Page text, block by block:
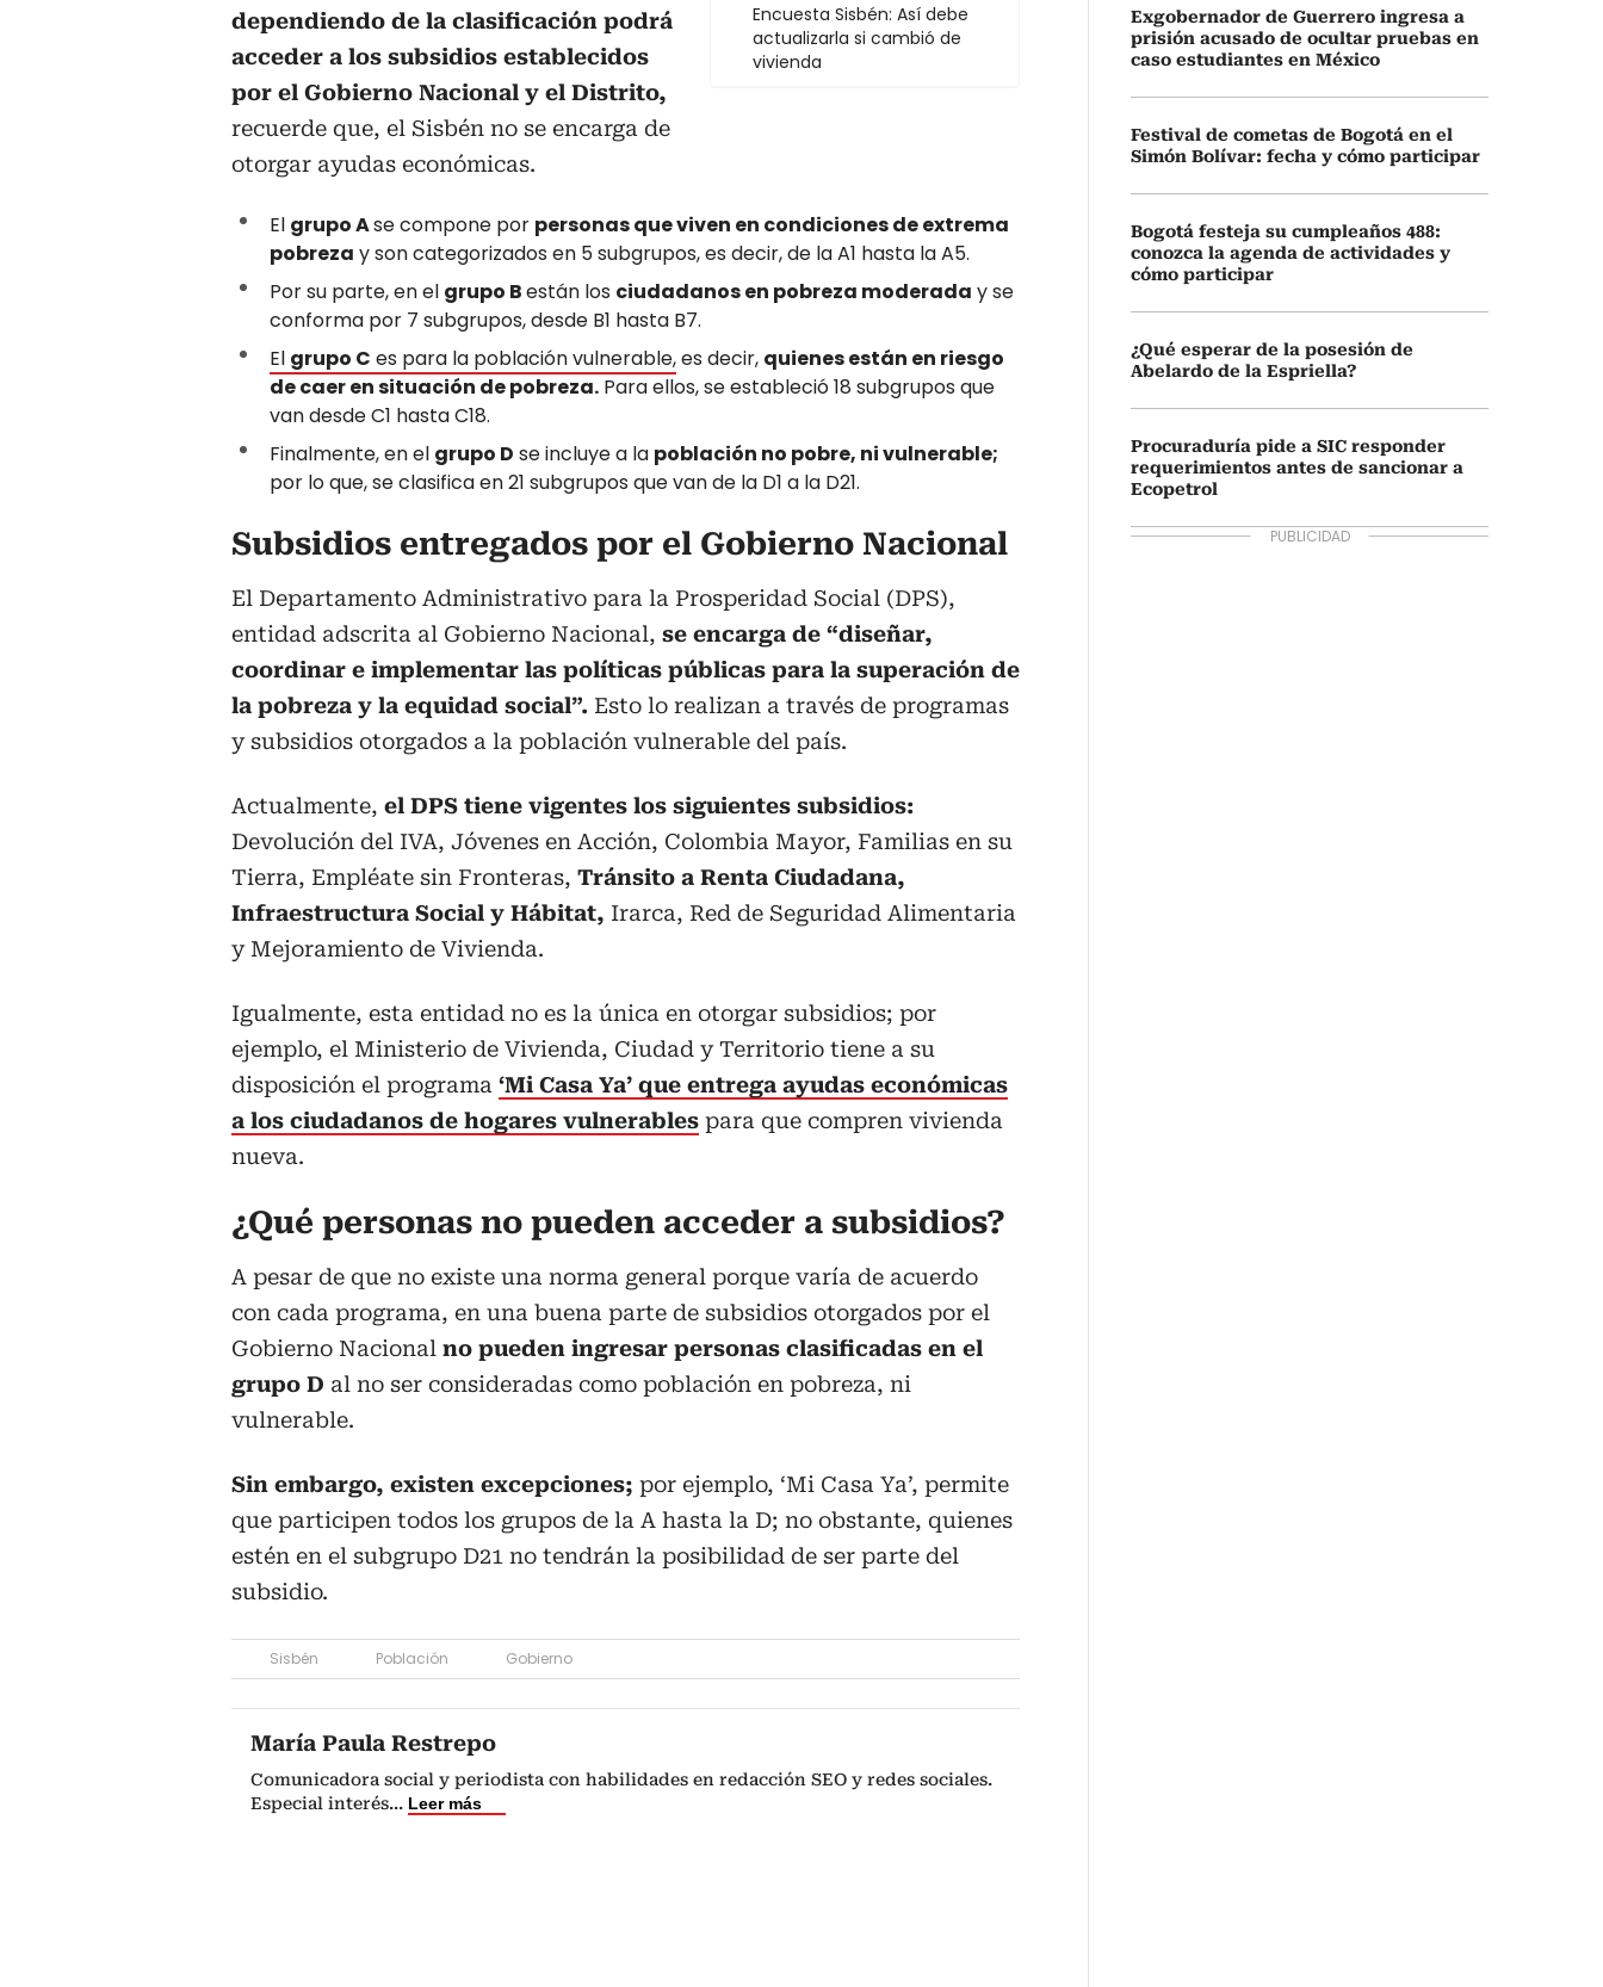
Encuesta Sisbén: Así debe
actualizarla si cambió de
vivienda
dependiendo de la clasificación podrá
acceder a los subsidios establecidos
por el Gobierno Nacional y el Distrito,
recuerde que, el Sisbén no se encarga de
otorgar ayudas económicas.
El grupo Ase compone por personas que viven en condiciones de extrema
pobreza y son categorizados en 5 subgrupos, es decir, de la A1 hasta la A5.
Por su parte, en el grupo Bestán los ciudadanos en pobreza moderada y se
conforma por 7 subgrupos, desde B1 hasta B7.
El grupo C es para la población vulnerable,es decir, quienes están en riesgo
de caer en situación de pobreza. Para ellos, se estableció 18 subgrupos que
van desde C1 hasta C18.
Finalmente, en el grupo D se incluye a la población no pobre, ni vulnerable;
por lo que, se clasifica en 21 subgrupos que van de la D1 a la D21.
Subsidios entregados por el Gobierno Nacional
El Departamento Administrativo para la Prosperidad Social (DPS),
entidad adscrita al Gobierno Nacional, se encarga de “diseñar,
coordinar e implementar las políticas públicas para la superación de
la pobreza y la equidad social”. Esto lo realizan a través de programas
y subsidios otorgados a la población vulnerable del país.
Actualmente, el DPS tiene vigentes los siguientes subsidios:
Devolución del IVA, Jóvenes en Acción, Colombia Mayor, Familias en su
Tierra, Empléate sin Fronteras, Tránsito a Renta Ciudadana,
Infraestructura Social y Hábitat, Irarca, Red de Seguridad Alimentaria
y Mejoramiento de Vivienda.
Igualmente, esta entidad no es la única en otorgar subsidios; por
ejemplo, el Ministerio de Vivienda, Ciudad y Territorio tiene a su
disposición el programa ‘Mi Casa Ya’ que entrega ayudas económicas
a los ciudadanos de hogares vulnerables para que compren vivienda
nueva.
¿Qué personas no pueden acceder a subsidios?
A pesar de que no existe una norma general porque varía de acuerdo
con cada programa, en una buena parte de subsidios otorgados por el
Gobierno Nacional no pueden ingresar personas clasificadas en el
grupo D al no ser consideradas como población en pobreza, ni
vulnerable.
Sin embargo, existen excepciones; por ejemplo, ‘Mi Casa Ya’, permite
que participen todos los grupos de la A hasta la D; no obstante, quienes
estén en el subgrupo D21 no tendrán la posibilidad de ser parte del
subsidio.
Sisbén Población Gobierno
María Paula Restrepo
Comunicadora social y periodista con habilidades en redacción SEO y redes sociales.
Especial interés... Leer más
Exgobernador de Guerrero ingresa a
prisión acusado de ocultar pruebas en
caso estudiantes en México
Festival de cometas de Bogotá en el
Simón Bolívar: fecha y cómo participar
Bogotá festeja su cumpleaños 488:
conozca la agenda de actividades y
cómo participar
¿Qué esperar de la posesión de
Abelardo de la Espriella?
Procuraduría pide a SIC responder
requerimientos antes de sancionar a
Ecopetrol